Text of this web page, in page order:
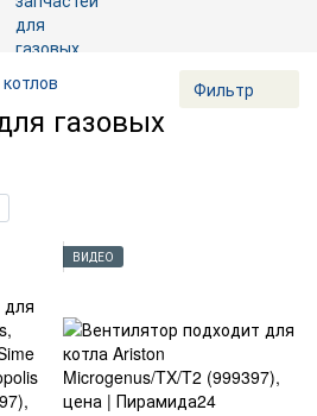
Фильтр
газовых
ВИДЕО